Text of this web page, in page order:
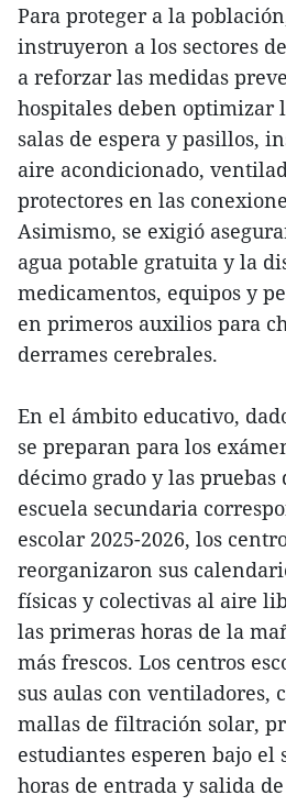
Para proteger a la
instruyeron a los sectores
a reforzar las medidas
hospitales deben optimizar
salas de espera y pasillos,
aire acondicionado,
protectores en las
Asimismo, se exigió
agua potable gratuita y la
medicamentos, equipos y
en primeros auxilios para
derrames cerebrales.
En el ámbito educativo,
se preparan para los
décimo grado y las
escuela secundaria
escolar 2025-2026, los
reorganizaron sus
físicas y colectivas al aire
las primeras horas de la
más frescos. Los centros
sus aulas con ventiladores,
mallas de filtración solar,
estudiantes esperen bajo el
horas de entrada y salida de